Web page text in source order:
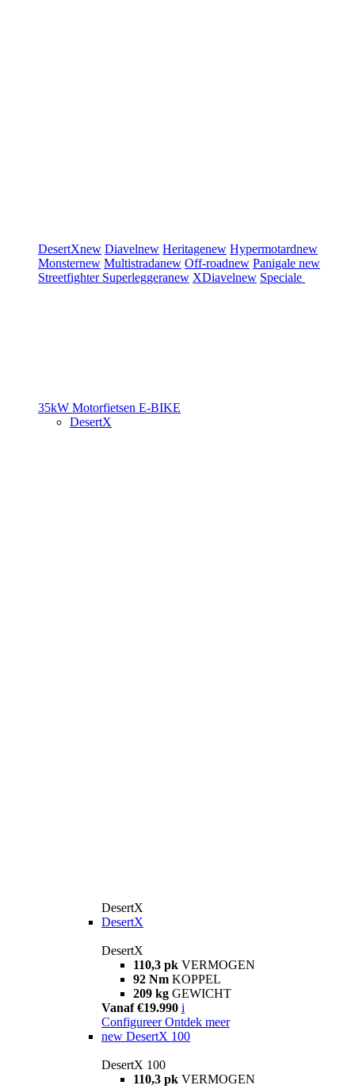
DesertXnew Diavelnew Heritagenew Hypermotardnew
Monsternew Multistradanew Off-roadnew Panigale new
Streetfighter Superleggeranew XDiavelnew Speciale
35kW Motorfietsen E-BIKE
DesertX
DesertX
DesertX
DesertX
110,3 pk VERMOGEN
92 Nm KOPPEL
209 kg GEWICHT
Vanaf €19.990 i
Configureer Ontdek meer
new DesertX 100
DesertX 100
110,3 pk VERMOGEN